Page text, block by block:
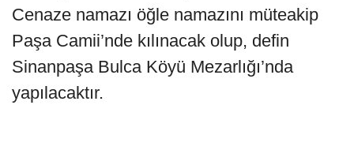
Cenaze namazı öğle namazını müteakip
Paşa Camii’nde kılınacak olup, defin
Sinanpaşa Bulca Köyü Mezarlığı’nda
yapılacaktır.